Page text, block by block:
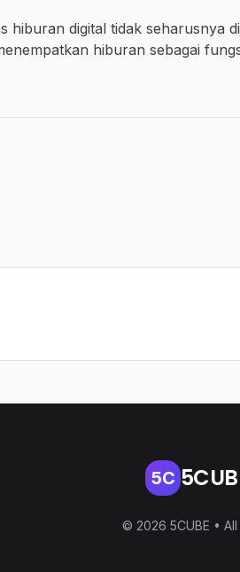
digital tidak seharusnya
hiburan sebagai
5C
© 2026 5CUBE •